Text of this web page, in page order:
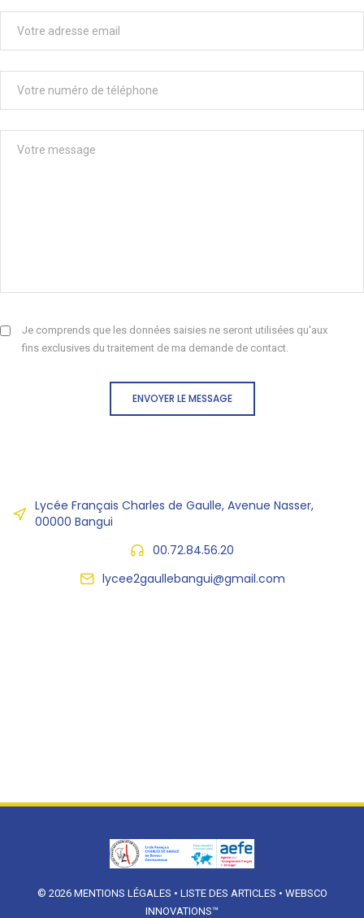
Je comprends que les données saisies ne seront utilisées qu'aux
fins exclusives du traitement de ma demande de contact.
ENVOYER LE MESSAGE
Lycée Français Charles de Gaulle, Avenue Nasser,
00000 Bangui
00.72.84.56.20
lycee2gaullebangui@gmail.com
© 2026 MENTIONS LÉGALES • LISTE DES ARTICLES • WEBSCO
INNOVATIONS™